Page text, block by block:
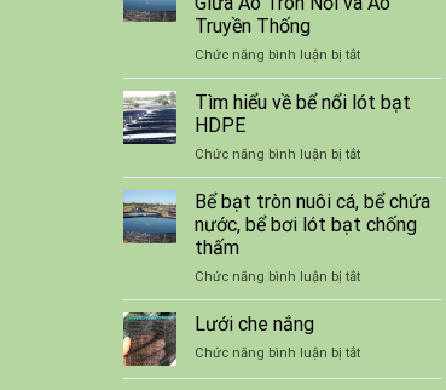
Công
Giá
Tốt
Truyền Thống
Chức năng bình luận bị tắtở
Hiệu
Quả
So
Sánh
Giữa
Ao
và
Ao
Tìm hiểu về bể nổi lót bạt
HDPE
Chức năng bình luận bị tắtở
Tìm
hiểu
bể
lót
bạt
Bể bạt tròn nuôi cá, bể chứa
nước, bể bơi lót bạt chống
thấm
Chức năng bình luận bị tắtở
Bể
nuôi
cá,
Lưới che nắng
Chức năng bình luận bị tắtở